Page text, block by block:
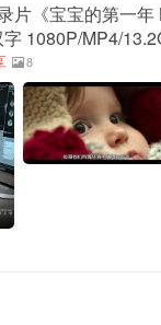
片《宝宝的第一
1080P/MP4/
8